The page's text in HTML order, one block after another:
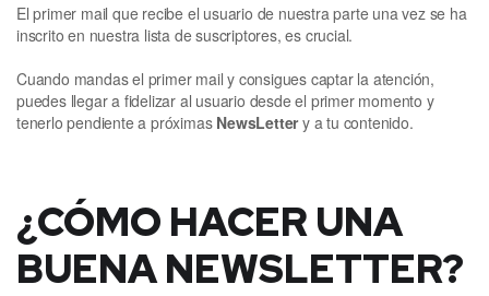
El primer mail que recibe el usuario de nuestra parte una vez se ha
inscrito en nuestra lista de suscriptores, es crucial.
Cuando mandas el primer mail y consigues captar la atención,
puedes llegar a fidelizar al usuario desde el primer momento y
tenerlo pendiente a próximas NewsLettery a tu contenido.
¿CÓMO HACER UNA
BUENA NEWSLETTER?